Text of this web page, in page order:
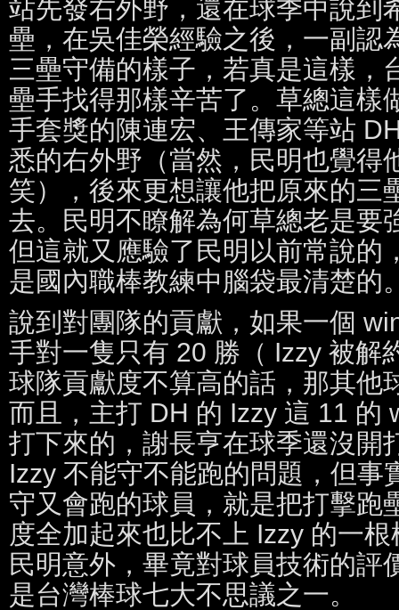
站先發右外野，還在球季中說到
壘，在吳佳榮經驗之後，一副認
三壘守備的樣子，若真是這樣，
壘手找得那樣辛苦了。草總這樣
手套獎的陳連宏、王傳家等站
悉的右外野（當然，民明也覺得
笑），後來更想讓他把原來的三
去。民明不瞭解為何草總老是要
但這就又應驗了民明以前常說的
是國內職棒教練中腦袋最清楚的
說到對團隊的貢獻，如果一個
手對一隻只有 20 勝（ Izzy 被解
球隊貢獻度不算高的話，那其他
而且，主打 DH 的 Izzy 這 11 的
打下來的，謝長亨在球季還沒開
Izzy 不能守不能跑的問題，但事
守又會跑的球員，就是把打擊跑
度全加起來也比不上 Izzy 的一
民明意外，畢竟對球員技術的評
是台灣棒球七大不思議之一。